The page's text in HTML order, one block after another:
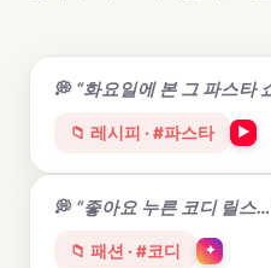
“화요일에 본 그 파스타
📁 레시피 · #파스타 ▶
“좋아요 누른 코디 릴스
📁 패션 · #코디 ✦